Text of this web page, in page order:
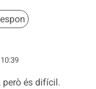
però és difícil.